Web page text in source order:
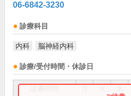
06-6842-3230
診療科目
内科 脳神経内科
診療/受付時間・休診日